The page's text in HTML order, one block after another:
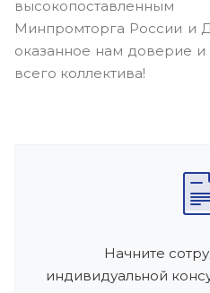
Минпромторга России и
оказанное нам доверие
всего коллектива!
Начните
индивидуальной